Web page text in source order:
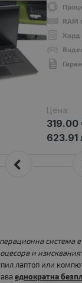
RAM
Хард
Цена:
319.00
623.91
система
и
лаптоп или
еднократна